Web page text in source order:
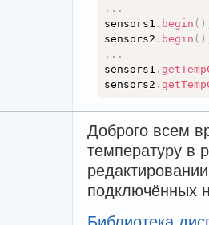
. . .
sensors1 . begin ( )
sensors2 . begin ( )
. . .
sensors1 .
sensors2 .
Доброго всем
температуру в
подключённых